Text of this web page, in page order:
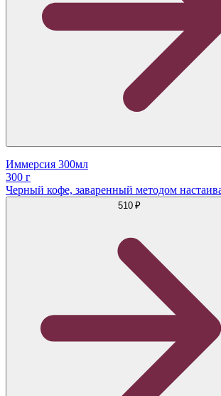
Иммерсия 300мл
300 г
Черный кофе, заваренный методом
510 ₽